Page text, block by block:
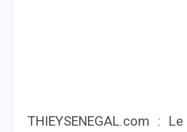
THIEYSENEGAL.com :